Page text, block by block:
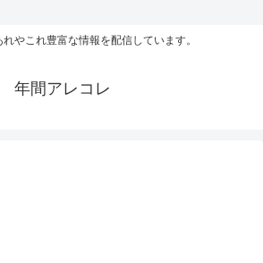
やこれ豊富な情報を配信しています。
年間アレコレ